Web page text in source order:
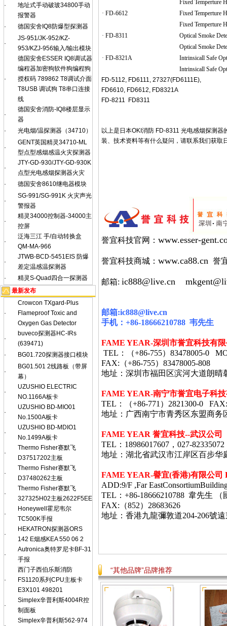
·
地址式手动破玻34800手动
报警器
·
德国安舍IQ8防爆型探测器
·
JS-951/JK-952/KZ-
953/KZJ-956输入/输出模块
·
德国安舍ESSER IQ8调试器
编程器加密狗软件狗编程狗
授权码 789862 T8调试介面
T8USB 调试狗 T8串口连接
线
·
德国安舍消防-IQ8楼层显示
器
·
光电烟/温探测器（34710）
·
GENT英国精灵34710-ML
型点型感烟感温火灾探测器
·
JTY-GD-930/JTY-GD-930K
点型光电感烟探测器火灾
·
德国安舍8610继电器模块
·
SG-991/SG-991K 火灾声光
警报器
·
精灵34000控制器-34000主
控屏
·
泛海三江 手/自动转换盒
QM-MA-966
·
JTWB-BCD-5451EIS 防爆
差定温感温探测器
·
精灵S-Quad四合一探测器
最新发布
·
Crowcon TXgard-Plus
Flameproof Toxic and
Oxygen Gas Detector
·
buveco探测器HC-IRs
(639471)
·
BG01.720探测器接口模块
·
BG01.501 2线路板（带屏
幕）
·
UZUSHIO ELECTRIC
NO.1166A板卡
·
UZUSHIO BD-MIO01
No.1500A板卡
·
UZUSHIO BD-MDIO1
No.1499A板卡
·
Thermo Fisher赛默飞
D37517202主板
·
Thermo Fisher赛默飞
D37480262主板
·
Thermo Fisher赛默飞
327325H02主板2622F5EE
·
Honeywell霍尼韦尔
TC500K手报
·
HEKATRON探测器ORS
142 E烟感KEA 550 06 2
·
Autronica奥特罗尼卡BF-31
手报
·
西门子西伯乐斯消防
FS1120系列CPU主板卡
E3X101 498201
·
Simplex辛普利斯4004R控
制面板
Simplex辛普利斯562-974
Fixed Temperture
· FD-6612
Fixed Temperture
Fixed Temperture
· FD-8311
Optical Smoke
Optical Smoke
· FD-8321A
Intrinsicall Safe
Intrinsicall Safe
FD-5112, FD6111, 27327(FD6111E),
FD6610, FD6612, FD8321A
FD-8211 FD8311
以上是日本OKI消防 FD-8311 光电感烟探测
装、技术资料等有什么疑问，请联系我们获
誉宜科技官网： www.esser-
誉宜科技商城： www.ca88.cn 誉
邮箱: ic888@live.cn
邮箱:ic888@live.cn
手机： +86-18666210788 韦先生
FAME YEAR-深圳市誉宜科技有
TEL ：（+86-755） 83478005-0
FAX: （+86-755） 83478005-808
地址：深圳市福田区滨河大道朗晴
FAME YEAR-南宁市誉宜电子科
TEL ：（+86-771 ） 2821300-0 FAX:
地址：广西南宁市青秀区东盟商务
FAME YEAR 誉宜科技--武汉公司
TEL：18986017607，027-82335072
地址：湖北省武汉市江岸区百步华
FAME YEAR-譽宜(香港)有限公司
ADD:9/F ,Far
TEL：+86-18666210788 韋先生
FAX:（852）28683626
地址：香港九龍彌敦道204-206號
“其他品牌”品牌推荐